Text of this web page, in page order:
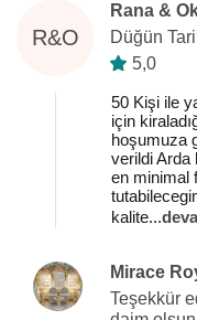
R&O
Rana &
Düğün
5,0
50 Kişi ile
için
hoşumuza
verildi Arda
en minimal
kalite...
Mirace
Teşekkür